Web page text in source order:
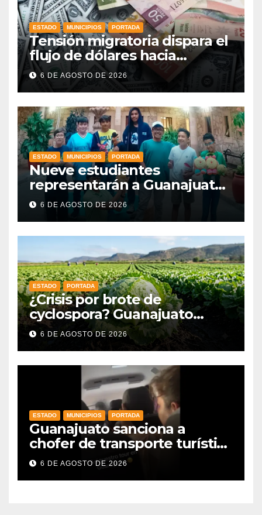
ESTADO MUNICIPIOS PORTADA
Tensión migratoria dispara el
flujo de dólares hacia
municipios de Guanajuato
6 DE AGOSTO DE 2026
ESTADO MUNICIPIOS PORTADA
Nueve estudiantes
representarán a Guanajuato
en la Olimpiada Mexicana de
Matemáticas 2026
6 DE AGOSTO DE 2026
ESTADO PORTADA
¿Crisis por brote de
cyclospora? Guanajuato
mantiene intactas sus
exportaciones
6 DE AGOSTO DE 2026
ESTADO MUNICIPIOS PORTADA
Guanajuato sanciona a
chofer de transporte turístico
e intensifica operativos de
vigilancia
6 DE AGOSTO DE 2026